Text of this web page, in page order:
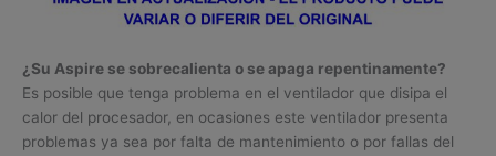
¿Su Aspire se sobrecalienta o se apaga repentinamente?
Es posible que tenga problema en el ventilador que disipa el
calor del procesador, en ocasiones este ventilador presenta
problemas ya sea por falta de mantenimiento o por fallas del